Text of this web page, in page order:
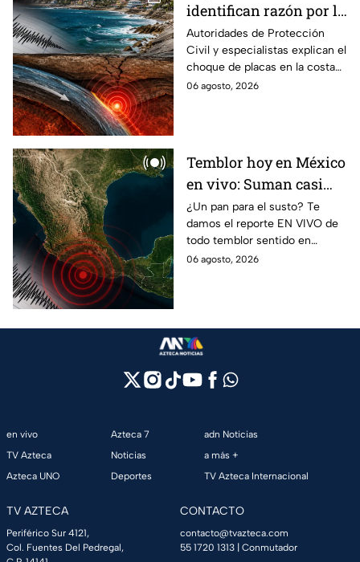
identifican razón por la
que tiembla tanto en
Guerrero
Autoridades de Protección
Civil y especialistas explican el
choque de placas en la costa
de Guerrero; ¿cuál es el sismo
06 agosto, 2026
Temblor hoy en México
en vivo: Suman casi
mil 500 réplicas del
sismo ocurrido en
Chiapas
¿Un pan para el susto? Te
damos el reporte EN VIVO de
todo temblor sentido en
México con epicentro,
06 agosto, 2026
en vivo
TV Azteca
Azteca UNO
Azteca 7
Noticias
Deportes
adn Noticias
a más +
TV Azteca Internacional
TV AZTECA
Periférico Sur 4121,
Col. Fuentes Del Pedregal,
CONTACTO
contacto@tvazteca.com
55 1720 1313 | Conmutador